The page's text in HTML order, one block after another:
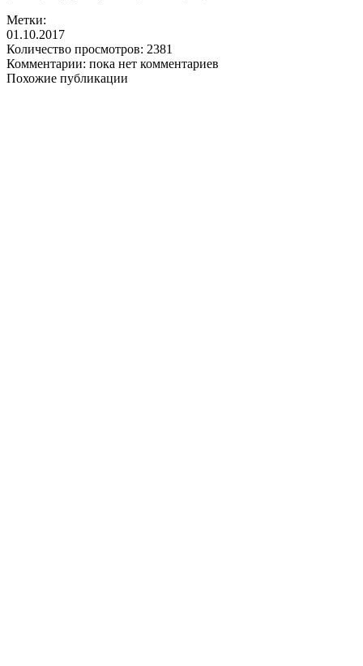
Метки:
01.10.2017
Количество просмотров: 2381
Комментарии: пока нет комментариев
Похожие публикации